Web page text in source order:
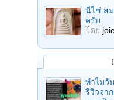
นี่ไช่ สม
ครับ
โดย
ทำไมวั
รีวิวจา